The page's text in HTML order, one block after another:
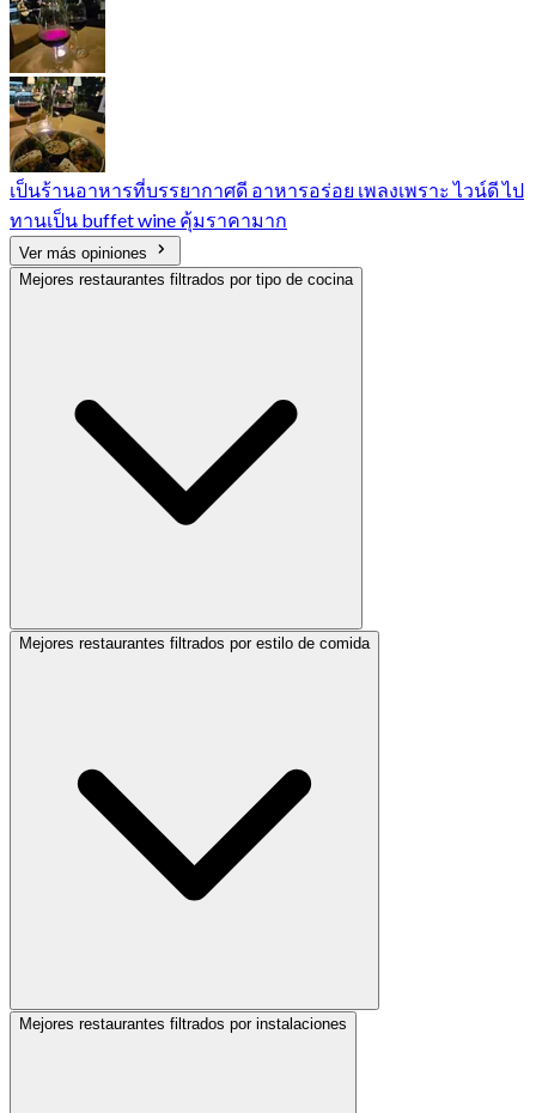
เป็นร้านอาหารที่บรรยากาศดี อาหารอร่อย เพลงเพราะ ไวน์ดี ไป
ทานเป็น buffet wine คุ้มราคามาก
Ver más opiniones
Mejores restaurantes filtrados por tipo de cocina
Mejores restaurantes filtrados por estilo de comida
Mejores restaurantes filtrados por instalaciones